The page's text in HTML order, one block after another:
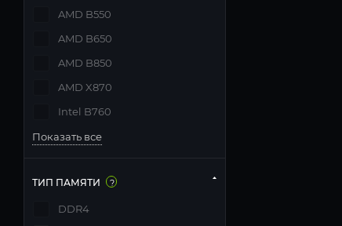
AMD B550
AMD B650
AMD B850
AMD X870
Intel B760
Показать все
ТИП ПАМЯТИ ?
DDR4